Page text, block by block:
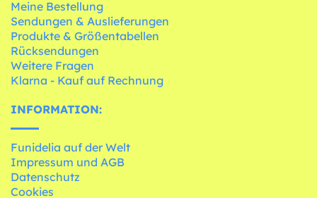
Meine Bestellung
Sendungen & Auslieferungen
Produkte & Größentabellen
Rücksendungen
Weitere Fragen
Klarna - Kauf auf Rechnung
INFORMATION:
Funidelia auf der Welt
Impressum und AGB
Datenschutz
Cookies